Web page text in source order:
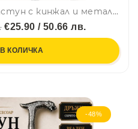
Елегантен и стилен бастун с кинжал и метална дръжка с глава на златен орел SW-18, BFO
€25.90 / 50.66 лв.
КОЛИЧКА
-48%